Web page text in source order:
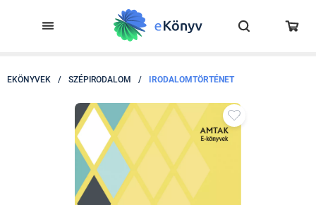
EKÖNYVEK / SZÉPIRODALOM / IRODALOMTÖRTÉNET